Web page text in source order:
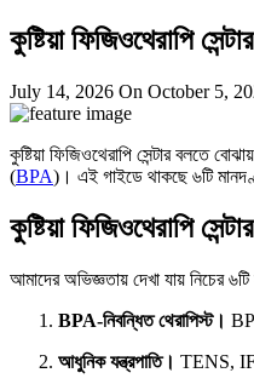
কুষ্টিয়া ফিজিওথেরাপি
July 14, 2026 On October 5,
কুষ্টিয়া ফিজিওথেরাপি সেন্টার বলতে
(BPA)। এই গাইডে থাকছে ৬টি
কুষ্টিয়া ফিজিওথেরাপি
আমাদের অভিজ্ঞতায় দেখা যায় নিচের
BPA-নিবন্ধিত থেরাপিস্ট।
আধুনিক যন্ত্রপাতি। TENS,